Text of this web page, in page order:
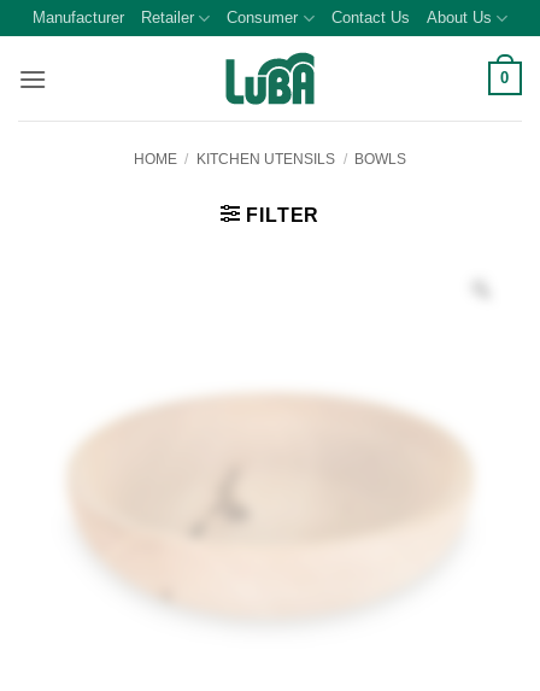
Skip
content
Manufacturer Retailer Consumer Contact Us About Us
0
HOME / KITCHEN UTENSILS / BOWLS
FILTER